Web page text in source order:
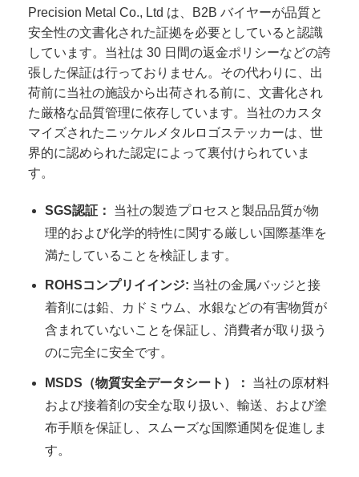
Precision Metal Co., Ltd は、B2B バイヤーが品質と
安全性の文書化された証拠を必要としていると認識
しています。当社は 30 日間の返金ポリシーなどの誇
張した保証は行っておりません。その代わりに、出
荷前に当社の施設から出荷される前に、文書化され
た厳格な品質管理に依存しています。当社のカスタ
マイズされたニッケルメタルロゴステッカーは、世
界的に認められた認定によって裏付けられていま
す。
SGS認証：
当社の製造プロセスと製品品質が物
理的および化学的特性に関する厳しい国際基準を
満たしていることを検証します。
ROHSコンプリイインジ: 当社の金属バッジと接
着剤には鉛、カドミウム、水銀などの有害物質が
含まれていないことを保証し、消費者が取り扱う
のに完全に安全です。
MSDS（物質安全データシート）：
当社の原材料
および接着剤の安全な取り扱い、輸送、および塗
布手順を保証し、スムーズな国際通関を促進しま
す。